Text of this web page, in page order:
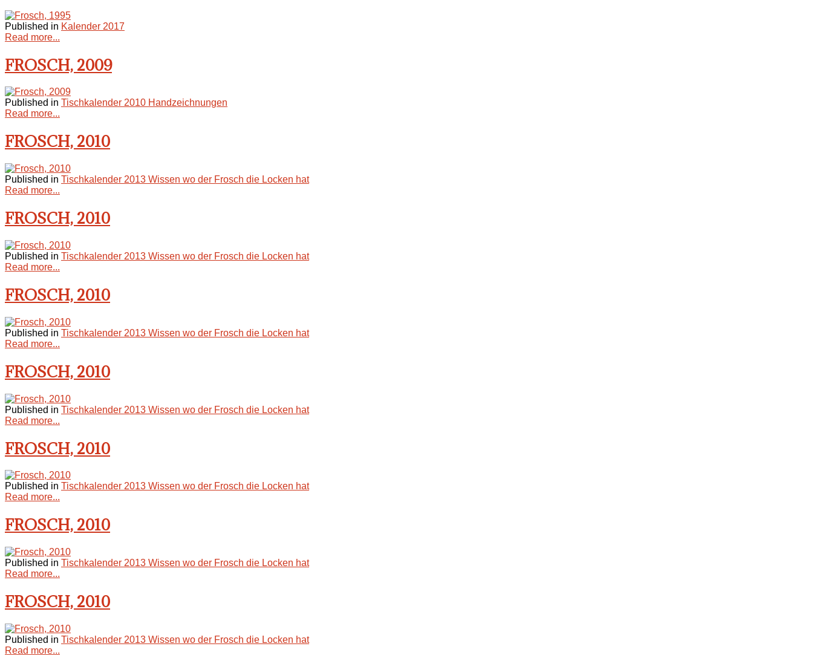
Published in Kalender 2017
Read more...
FROSCH, 2009
Published in Tischkalender 2010 Handzeichnungen
Read more...
FROSCH, 2010
Published in Tischkalender 2013 Wissen wo der Frosch die Locken hat
Read more...
FROSCH, 2010
Published in Tischkalender 2013 Wissen wo der Frosch die Locken hat
Read more...
FROSCH, 2010
Published in Tischkalender 2013 Wissen wo der Frosch die Locken hat
Read more...
FROSCH, 2010
Published in Tischkalender 2013 Wissen wo der Frosch die Locken hat
Read more...
FROSCH, 2010
Published in Tischkalender 2013 Wissen wo der Frosch die Locken hat
Read more...
FROSCH, 2010
Published in Tischkalender 2013 Wissen wo der Frosch die Locken hat
Read more...
FROSCH, 2010
Published in Tischkalender 2013 Wissen wo der Frosch die Locken hat
Read more...